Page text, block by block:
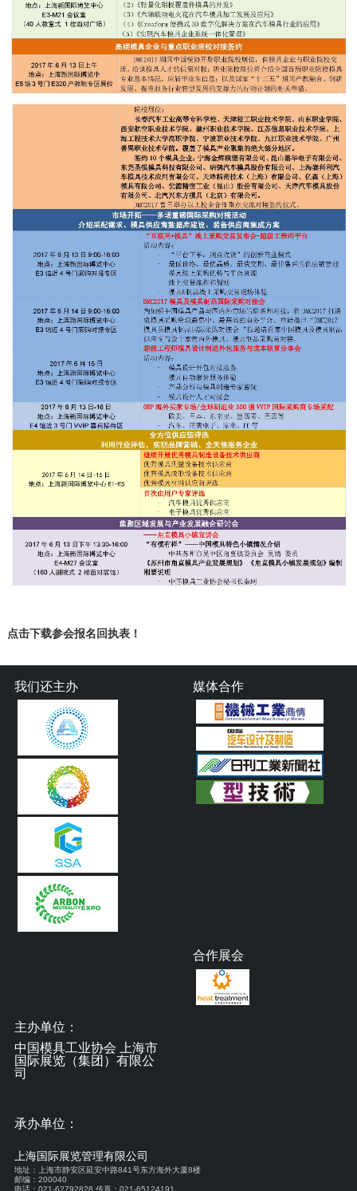
点击下载参会报名回执表！
媒体合作
我们还主办
合作展会
主办单位：
中国模具工业协会 上海市
国际展览（集团）有限公
司
承办单位：
上海国际展览管理有限公司
地址：上海市静安区延安中路841号东方海外大厦8楼
邮编：200040
电话：021-62792828 传真：021-65124191